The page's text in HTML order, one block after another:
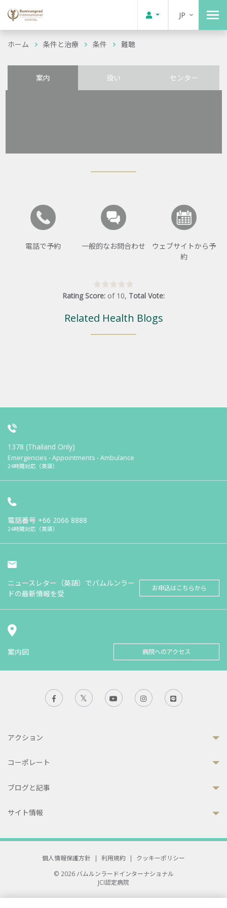
JP
ホーム 条件と治療 条件 難聴
案内 扱い センター
電話で予約 一般的なお問合わせ
ウェブサイトから予
約
Rating Score: of 10, Total Vote:
Related Health Blogs
1378 (Thailand Only)
Emergencies - Appointments - Ambulance
24時間対応（英語）
電話番号 +66 2066 8888
24時間対応（英語）
ニュースレター（英語）でバムルンラー
ドの最新情報を受
お申込はこちらから
案内図 病院へのアクセス
アクション
コーポレート
ブログと記事
サイト情報
個人情報保護方針 | 利用規約 |
クッキーポリシー
© 2026 バムルンラードインターナショナル
JCI認定病院